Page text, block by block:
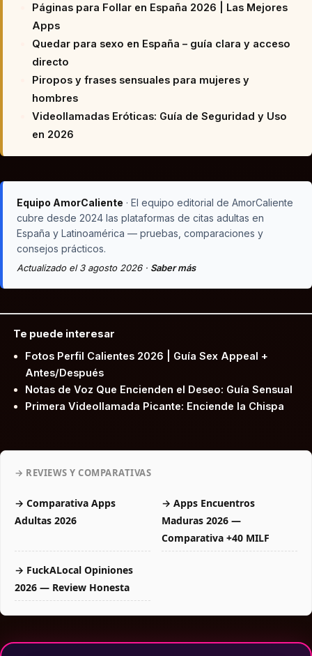
Páginas para Follar en España 2026 | Las Mejores
Apps
Quedar para sexo en España – guía clara y acceso
directo
Piropos y frases sensuales para mujeres y
hombres
Videollamadas Eróticas: Guía de Seguridad y Uso
en 2026
Equipo AmorCaliente · El equipo editorial de AmorCaliente
cubre desde 2024 las plataformas de citas adultas en
España y Latinoamérica — pruebas, comparaciones y
consejos prácticos.
Actualizado el 3 agosto 2026 · Saber más
Te puede interesar
Fotos Perfil Calientes 2026 | Guía Sex Appeal +
Antes/Después
Notas de Voz Que Encienden el Deseo: Guía Sensual
Primera Videollamada Picante: Enciende la Chispa
→ REVIEWS Y COMPARATIVAS
→ Comparativa Apps
Adultas 2026
→ Apps Encuentros
Maduras 2026 —
Comparativa +40 MILF
→ FuckALocal Opiniones
2026 — Review Honesta